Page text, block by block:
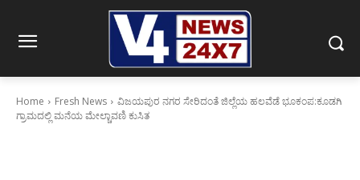
Home Fresh News
ವಿಜಯಪುರ ನಗರ ಸೇರಿದಂತೆ ಜಿಲ್ಲೆಯ ಹಲವೆಡೆ ಭೂಕಂಪ:ಕೂಡಗಿ
ಗ್ರಾಮದಲ್ಲಿ ಮನೆಯ ಮೇಲ್ಚಾವಣಿ ಕುಸಿತ